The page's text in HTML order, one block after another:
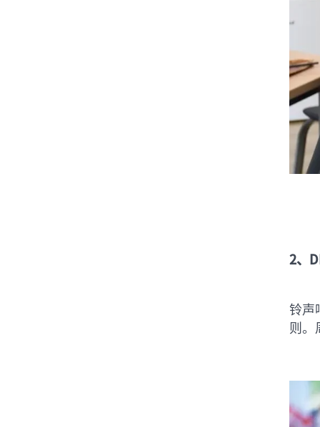
2、
铃声
则。